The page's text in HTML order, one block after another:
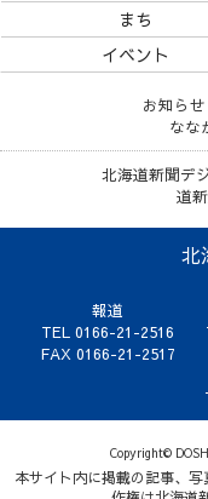
まち
イベント
お知らせ
なな
北海道新聞デ
道
北
報道
TEL 0166-21-2516
FAX 0166-21-2517
Copyright©
本サイト内に掲載の記事、